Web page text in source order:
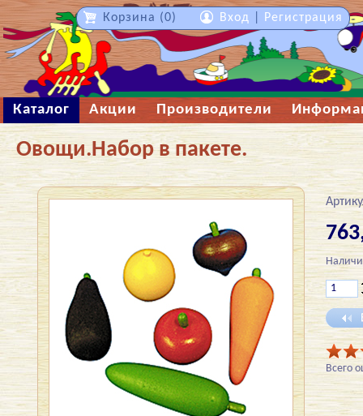
Каталог Акции Производители
Овощи.Набор в пакете.
Всего
Корзина (0) Вход Регистрация